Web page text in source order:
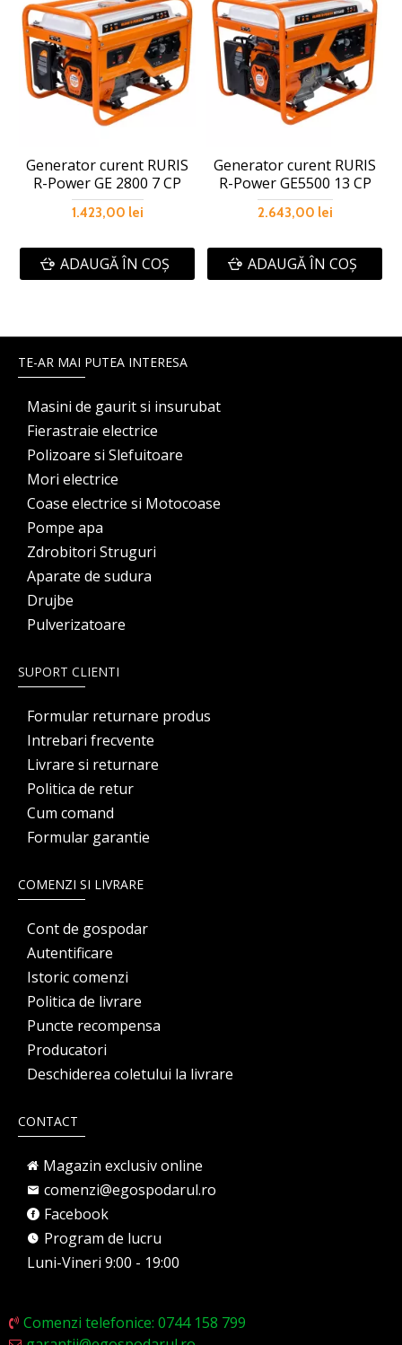
Generator curent RURIS
R-Power GE 2800 7 CP
1.423,00 lei
ADAUGĂ ÎN COŞ
Generator curent RURIS
R-Power GE5500 13 CP
2.643,00 lei
ADAUGĂ ÎN COŞ
TE-AR MAI PUTEA INTERESA
Masini de gaurit si insurubat
Fierastraie electrice
Polizoare si Slefuitoare
Mori electrice
Coase electrice si Motocoase
Pompe apa
Zdrobitori Struguri
Aparate de sudura
Drujbe
Pulverizatoare
SUPORT CLIENTI
Formular returnare produs
Intrebari frecvente
Livrare si returnare
Politica de retur
Cum comand
Formular garantie
COMENZI SI LIVRARE
Cont de gospodar
Autentificare
Istoric comenzi
Politica de livrare
Puncte recompensa
Producatori
Deschiderea coletului la livrare
CONTACT
Magazin exclusiv online
comenzi@egospodarul.ro
Facebook
Program de lucru
Luni-Vineri 9:00 - 19:00
Comenzi telefonice: 0744 158 799